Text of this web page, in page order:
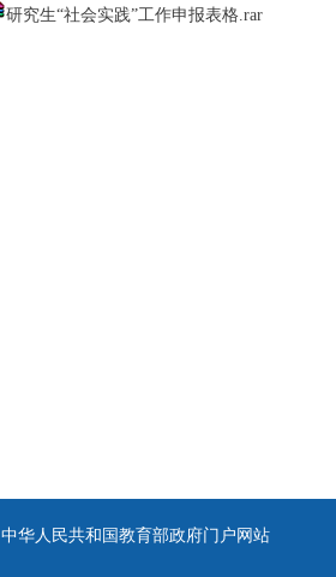
研究生“社会实践”工作申报表格.rar
中华人民共和国教育部政府门户网站